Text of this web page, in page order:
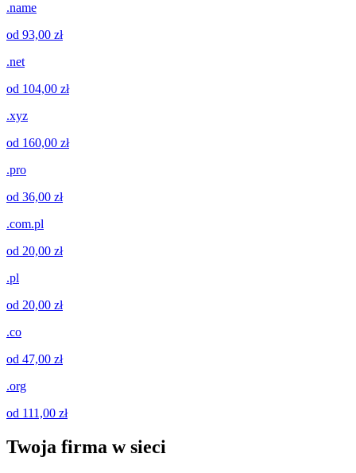
.name
od 93,00 zł
.net
od 104,00 zł
.xyz
od 160,00 zł
.pro
od 36,00 zł
.com.pl
od 20,00 zł
.pl
od 20,00 zł
.co
od 47,00 zł
.org
od 111,00 zł
Twoja firma w sieci